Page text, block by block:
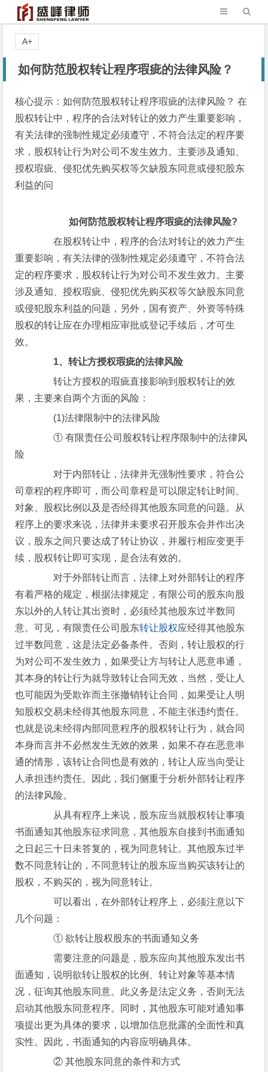
如何防范股权转让程序瑕疵的法律风险？
核心提示：如何防范股权转让程序瑕疵的法律风险？ 在
股权转让中，程序的合法对转让的效力产生重要影响，
有关法律的强制性规定必须遵守，不符合法定的程序要
求，股权转让行为对公司不发生效力。主要涉及通知、
授权瑕疵、侵犯优先购买权等欠缺股东同意或侵犯股东
利益的问
如何防范股权转让程序瑕疵的法律风险?
在股权转让中，程序的合法对转让的效力产生
重要影响，有关法律的强制性规定必须遵守，不符合法
定的程序要求，股权转让行为对公司不发生效力。主要
涉及通知、授权瑕疵、侵犯优先购买权等欠缺股东同意
或侵犯股东利益的问题，另外，国有资产、外资等特殊
股权的转让应在办理相应审批或登记手续后，才可生
效。
1、转让方授权瑕疵的法律风险
转让方授权的瑕疵直接影响到股权转让的效
果，主要来自两个方面的风险：
(1)法律限制中的法律风险
① 有限责任公司股权转让程序限制中的法律风
险
对于内部转让，法律并无强制性要求，符合公
司章程的程序即可，而公司章程是可以限定转让时间、
对象、股权比例以及是否经得其他股东同意的问题。从
程序上的要求来说，法律并未要求召开股东会并作出决
议，股东之间只要达成了转让协议，并履行相应变更手
续，股权转让即可实现，是合法有效的。
对于外部转让而言，法律上对外部转让的程序
有着严格的规定，根据法律规定，有限公司的股东向股
东以外的人转让其出资时，必须经其他股东过半数同
意。可见，有限责任公司股东转让股权应经得其他股东
过半数同意，这是法定必备条件。否则，转让股权的行
为对公司不发生效力，如果受让方与转让人恶意串通，
其本身的转让行为就导致转让合同无效，当然，受让人
也可能因为受欺诈而主张撤销转让合同，如果受让人明
知股权交易未经得其他股东同意，不能主张违约责任。
也就是说未经得内部同意程序的股权转让行为，就合同
本身而言并不必然发生无效的效果，如果不存在恶意串
通的情形，该转让合同也是有效的，转让人应当向受让
人承担违约责任。因此，我们侧重于分析外部转让程序
的法律风险。
从具有程序上来说，股东应当就股权转让事项
书面通知其他股东征求同意，其他股东自接到书面通知
之日起三十日未答复的，视为同意转让。其他股东过半
数不同意转让的，不同意转让的股东应当购买该转让的
股权，不购买的，视为同意转让。
可以看出，在外部转让程序上，必须注意以下
几个问题：
① 欲转让股权股东的书面通知义务
需要注意的问题是，股东应向其他股东发出书
面通知，说明欲转让股权的比例、转让对象等基本情
况，征询其他股东同意。此义务是法定义务，否则无法
启动其他股东同意程序。同时，其他股东可能对通知事
项提出更为具体的要求，以增加信息批露的全面性和真
实性。因此，书面通知的内容应明确具体。
② 其他股东同意的条件和方式
A+